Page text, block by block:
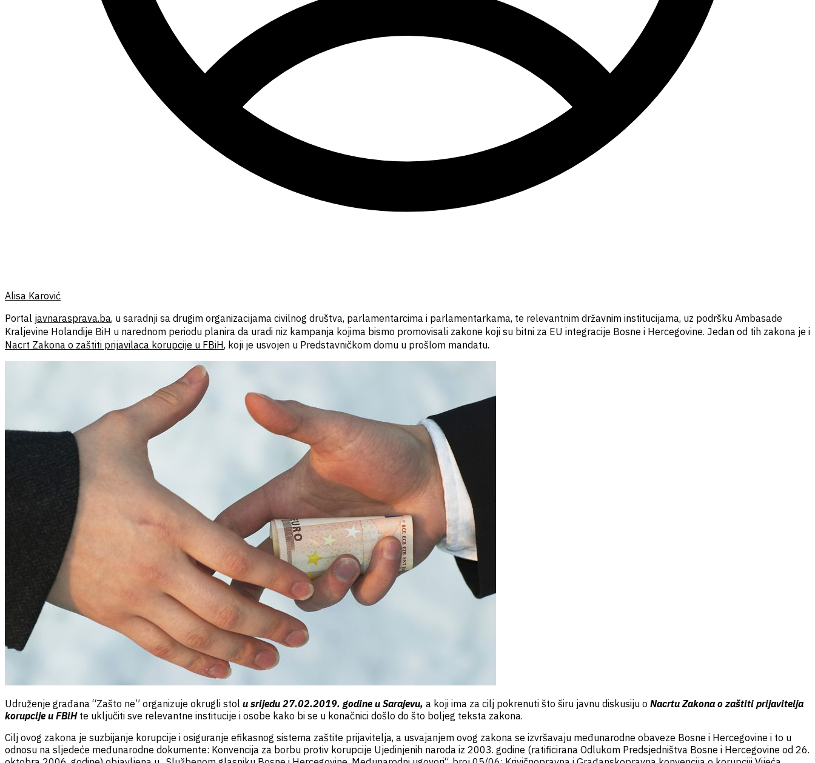
Alisa Karović
Portal javnarasprava.ba, u saradnji sa drugim organizacijama civilnog društva, parlamentarcima i parlamentarkama, te relevantnim državnim institucijama, uz podršku Ambasade
Kraljevine Holandije BiH u narednom periodu planira da uradi niz kampanja kojima bismo promovisali zakone koji su bitni za EU integracije Bosne i Hercegovine. Jedan od tih zakona je i
Nacrt Zakona o zaštiti prijavilaca korupcije u FBiH, koji je usvojen u Predstavničkom domu u prošlom mandatu.
Udruženje građana “Zašto ne” organizuje okrugli stol u srijedu 27.02.2019. godine u Sarajevu, a koji ima za cilj pokrenuti što širu javnu diskusiju o Nacrtu Zakona o zaštiti prijavitelja
korupcije u FBiHte uključiti sve relevantne institucije i osobe kako bi se u konačnici došlo do što boljeg teksta zakona.
Cilj ovog zakona je suzbijanje korupcije i osiguranje efikasnog sistema zaštite prijavitelja, a usvajanjem ovog zakona se izvršavaju međunarodne obaveze Bosne i Hercegovine i to u
odnosu na sljedeće međunarodne dokumente: Konvencija za borbu protiv korupcije Ujedinjenih naroda iz 2003. godine (ratificirana Odlukom Predsjedništva Bosne i Hercegovine od 26.